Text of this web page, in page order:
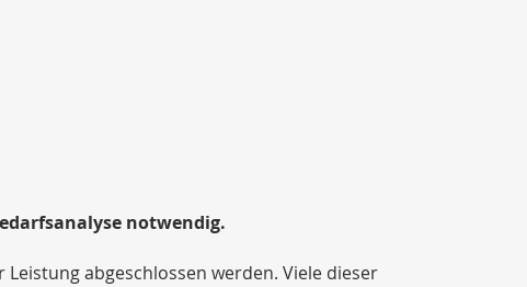
notwendig.
abgeschlossen werden. Viele dieser